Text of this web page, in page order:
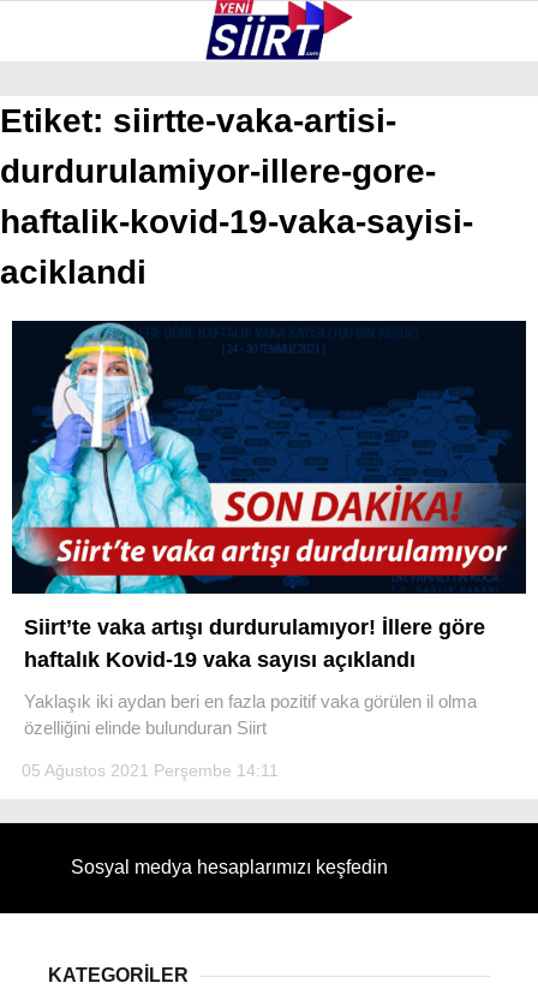
WhatsApp İhbar Hattı
Instagram
Youtube
GALERİ VİDEO YAZARLAR
PERVARI
ŞIRVAN
TILLO
GÜNDEM
NÖBETÇI ECZANELER
Etiket: siirtte-vaka-artisi-
durdurulamiyor-illere-gore-
haftalik-kovid-19-vaka-sayisi-
aciklandi
Siirt’te vaka artışı durdurulamıyor! İllere göre
haftalık Kovid-19 vaka sayısı açıklandı
Yaklaşık iki aydan beri en fazla pozitif vaka görülen il olma
özelliğini elinde bulunduran Siirt
05 Ağustos 2021 Perşembe 14:11
Sosyal medya hesaplarımızı keşfedin
KATEGORİLER